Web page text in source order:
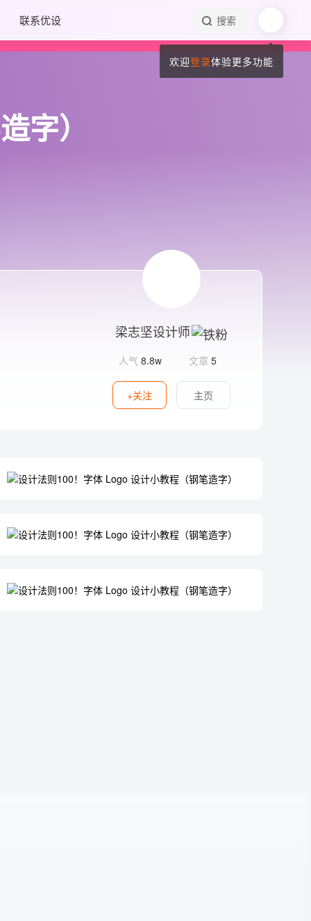
联系优设 搜索
字）
梁志坚设计师
人气 8.8w 文章 5
+关注 主页
欢迎登录体验更多功能